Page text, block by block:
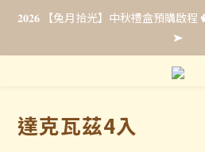
𝟐𝟎𝟐𝟔 【兔月拾光】中秋禮盒預購啟程
➤
𝟐𝟎𝟐𝟔 【兔月拾光】中秋禮盒預購啟程
➤
法式彌月禮・全新上市☁️ 𝟴/𝟯𝟭 前申
企業福委贈禮｜超早鳥預購最低 𝟖𝟖
達克瓦茲4入